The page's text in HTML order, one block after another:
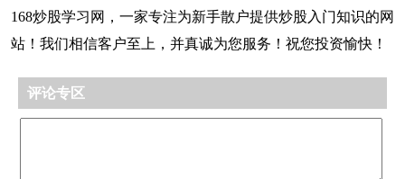
168炒股学习网，一家专注为新手散户提供炒股入门知识的网
站！我们相信客户至上，并真诚为您服务！祝您投资愉快！
评论专区